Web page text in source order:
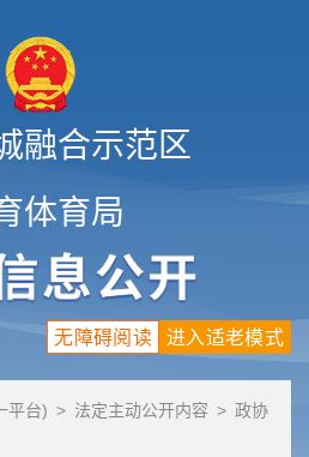
融合示范区
体育局
进入适老模式
无障碍阅读
平台) > 法定主动公开内容 > 政协